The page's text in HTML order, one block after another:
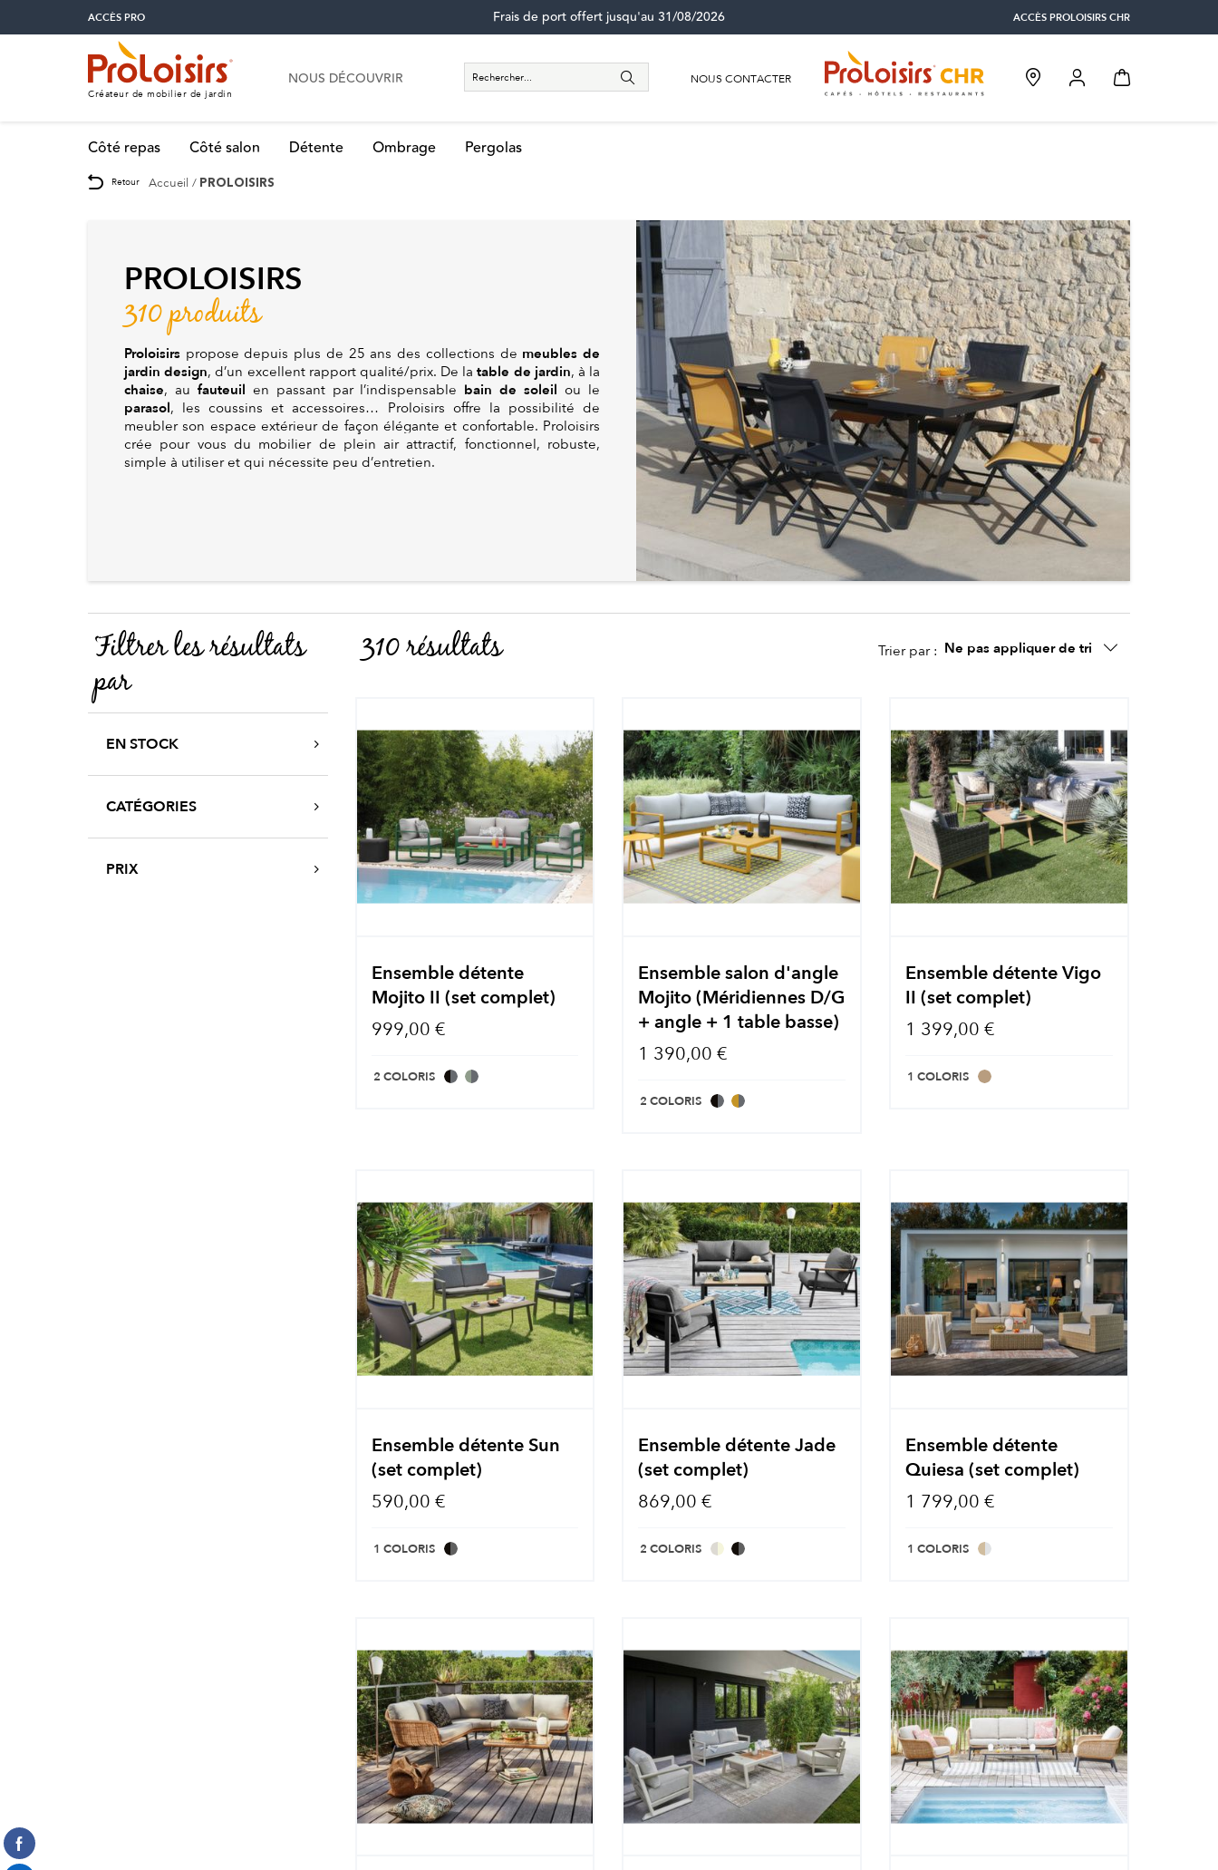
ACCÈS PRO ACCÈS PROLOISIRS CHR
Frais de port offert jusqu'au 31/08/2026
Créateur de mobilier de jardin
NOUS DÉCOUVRIR NOUS CONTACTER
Côté repas Côté salon Détente Ombrage Pergolas
Retour Accueil PROLOISIRS
PROLOISIRS
310 produits
Proloisirs propose depuis plus de 25 ans des collections de meubles de
jardin design, d’un excellent rapport qualité/prix. De latable de jardin, à la
chaise, au fauteuil en passant par l’indispensable bain de soleil ou le
parasol, les coussins et accessoires… Proloisirs offre la possibilité de
meubler son espace extérieur de façon élégante et confortable. Proloisirs
crée pour vous du mobilier de plein air attractif, fonctionnel, robuste,
simple à utiliser et qui nécessite peu d’entretien.
Filtrer les résultats
par
EN STOCK
CATÉGORIES
PRIX
310 résultats Trier par : Ne pas appliquer de tri
Ensemble détente
Mojito II (set complet)
999,00 €
2 COLORIS
Ensemble salon d'angle
Mojito (Méridiennes D/G
+ angle + 1 table basse)
1 390,00 €
2 COLORIS
Ensemble détente Vigo
II (set complet)
1 399,00 €
1 COLORIS
Ensemble détente Sun
(set complet)
590,00 €
1 COLORIS
Ensemble détente Jade
(set complet)
869,00 €
2 COLORIS
Ensemble détente
Quiesa (set complet)
1 799,00 €
1 COLORIS